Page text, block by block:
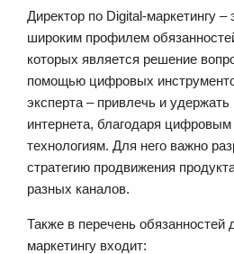
Директор по Digital-маркетингу –
широким профилем
которых является решение
помощью цифровых
эксперта – привлечь и удержать
интернета, благодаря
технологиям. Для него важно
стратегию продвижения
разных каналов.
Также в перечень обязанностей
маркетингу входит: